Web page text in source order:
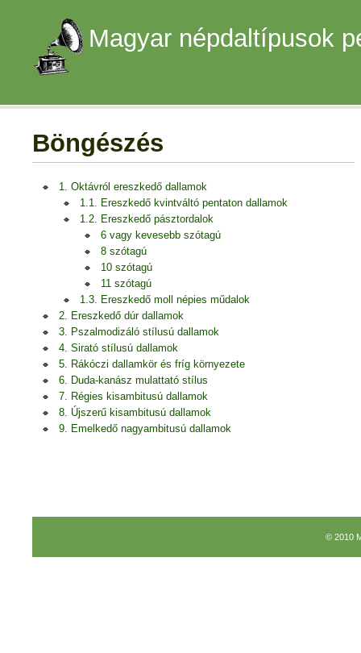
Magyar népdaltípusok
Böngészés
1. Oktávról ereszkedő dallamok
1.1. Ereszkedő kvintváltó pentaton dallamok
1.2. Ereszkedő pásztordalok
6 vagy kevesebb szótagú
8 szótagú
10 szótagú
11 szótagú
1.3. Ereszkedő moll népies műdalok
2. Ereszkedő dúr dallamok
3. Pszalmodizáló stílusú dallamok
4. Sirató stílusú dallamok
5. Rákóczi dallamkör és fríg környezete
6. Duda-kanász mulattató stílus
7. Régies kisambitusú dallamok
8. Újszerű kisambitusú dallamok
9. Emelkedő nagyambitusú dallamok
© 2010